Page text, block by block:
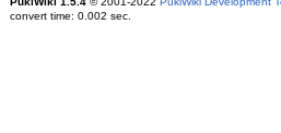
convert time: 0.002 sec.